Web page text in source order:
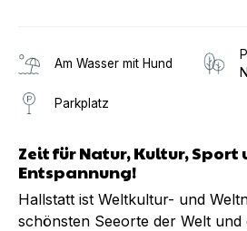
Am Wasser mit Hund
Parkplatz
Zeit für Natur, Kultur, Sport
Entspannung!
Hallstatt ist Weltkultur- und
schönsten Seeorte der Welt und